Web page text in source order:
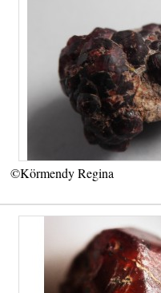
©Körmendy Regina